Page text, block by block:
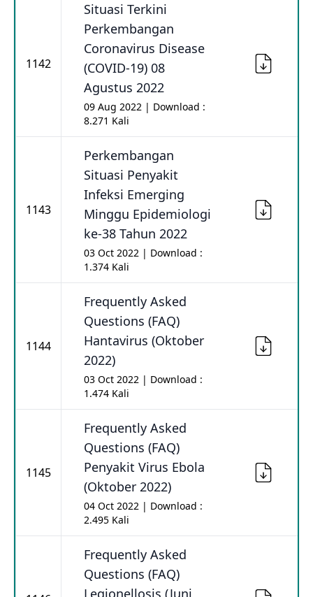
1142
Situasi Terkini
Perkembangan
Coronavirus Disease
(COVID-19) 08
Agustus 2022
09 Aug 2022 | Download :
8.271 Kali
1143
Perkembangan
Situasi Penyakit
Infeksi Emerging
Minggu Epidemiologi
ke-38 Tahun 2022
03 Oct 2022 | Download :
1.374 Kali
1144
Frequently Asked
Questions (FAQ)
Hantavirus (Oktober
2022)
03 Oct 2022 | Download :
1.474 Kali
1145
Frequently Asked
Questions (FAQ)
Penyakit Virus Ebola
(Oktober 2022)
04 Oct 2022 | Download :
2.495 Kali
Frequently Asked
Questions (FAQ)
Legionellosis (Juni